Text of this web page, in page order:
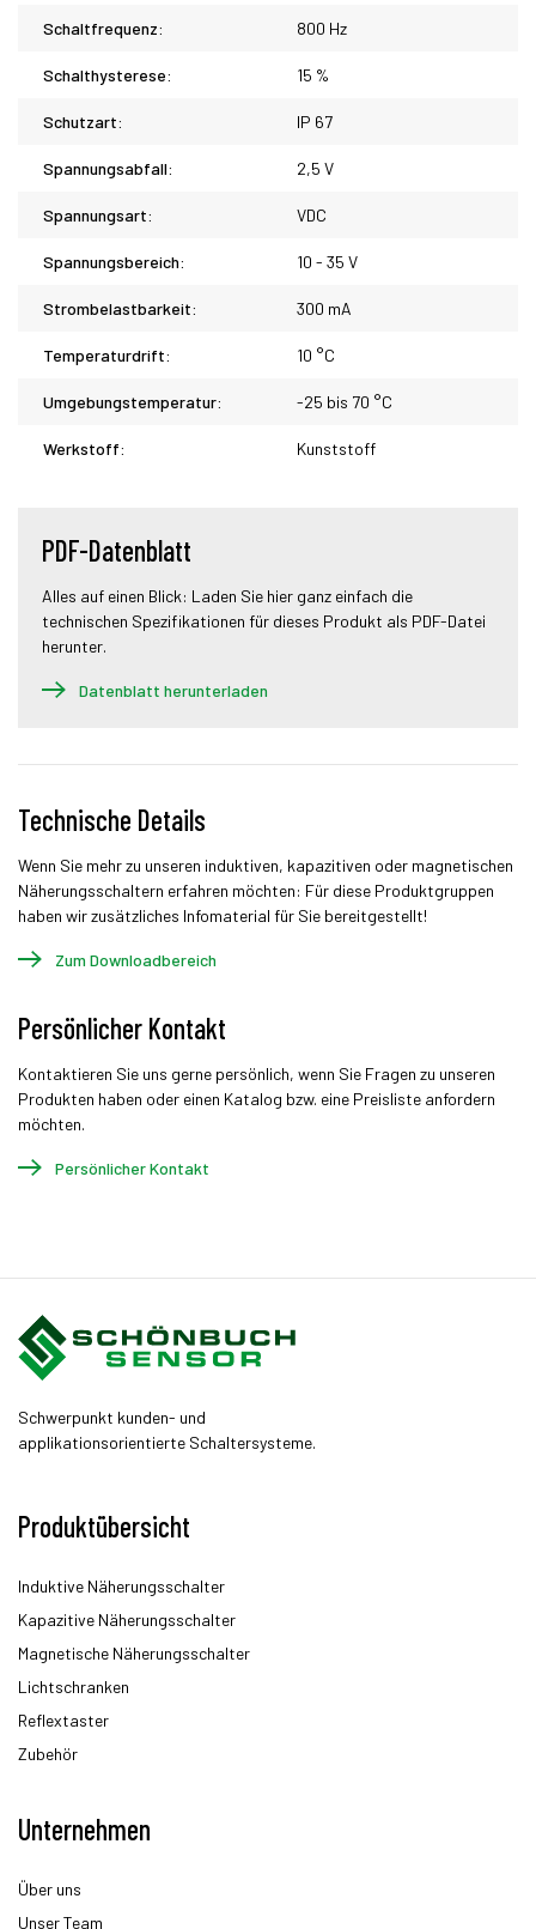
Schaltfrequenz: 800 Hz
Schalthysterese: 15 %
Schutzart: IP 67
Spannungsabfall: 2,5 V
Spannungsart: VDC
Spannungsbereich: 10 - 35 V
Strombelastbarkeit: 300 mA
Temperaturdrift: 10 °C
Umgebungstemperatur: -25 bis 70 °C
Werkstoff: Kunststoff
PDF-Datenblatt
Alles auf einen Blick: Laden Sie hier ganz einfach die
technischen Spezifikationen für dieses Produkt als PDF-Datei
herunter.
Datenblatt herunterladen
Technische Details
Wenn Sie mehr zu unseren induktiven, kapazitiven oder magnetischen
Näherungsschaltern erfahren möchten: Für diese Produktgruppen
haben wir zusätzliches Infomaterial für Sie bereitgestellt!
Zum Downloadbereich
Persönlicher Kontakt
Kontaktieren Sie uns gerne persönlich, wenn Sie Fragen zu unseren
Produkten haben oder einen Katalog bzw. eine Preisliste anfordern
möchten.
Persönlicher Kontakt
Schwerpunkt kunden- und
applikationsorientierte Schaltersysteme.
Produktübersicht
Induktive Näherungsschalter
Kapazitive Näherungsschalter
Magnetische Näherungsschalter
Lichtschranken
Reflextaster
Zubehör
Unternehmen
Über uns
Unser Team